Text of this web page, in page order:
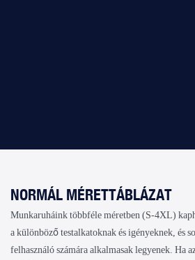
NORMÁL MÉRETTÁBLÁZAT
Munkaruháink többféle méretben (S-4XL)
a különböző testalkatoknak és igényeknek, és
felhasználó számára alkalmasak legyenek. Ha